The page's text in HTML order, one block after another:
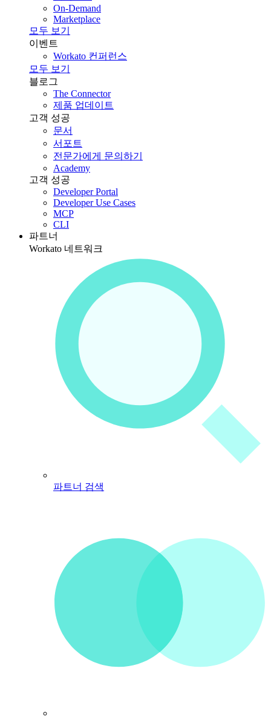
On-Demand
Marketplace
모두 보기
이벤트
Workato 컨퍼런스
모두 보기
블로그
The Connector
제품 업데이트
고객 성공
문서
서포트
전문가에게 문의하기
Academy
고객 성공
Developer Portal
Developer Use Cases
MCP
CLI
파트너
Workato 네트워크
파트너 검색